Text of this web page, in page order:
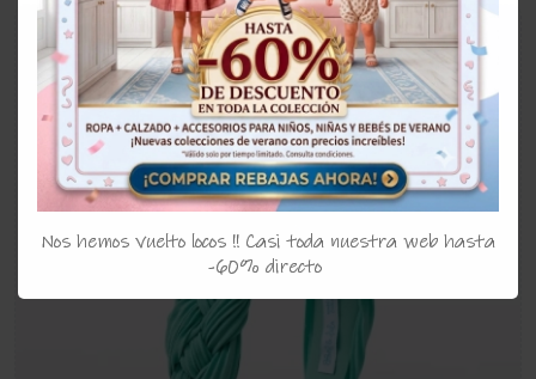
Nos hemos vuelto locos !! Casi toda nuestra web hasta
-60% directo